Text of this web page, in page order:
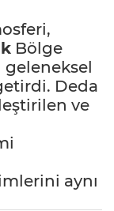
Bölge
Deda
ve
aynı